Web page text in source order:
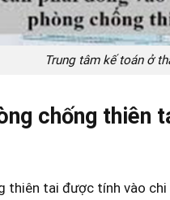
Trung tâm kế toán ở
chống
thiên tai được tính vào